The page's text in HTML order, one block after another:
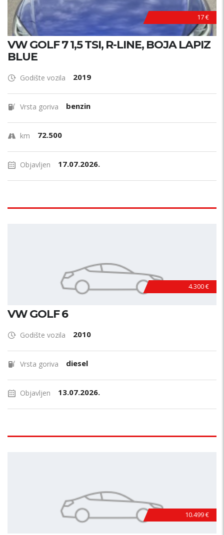
17 €
VW GOLF 7 1,5 TSI, R-LINE, BOJA LAPIZ
BLUE
Godište vozila 2019
Vrsta goriva benzin
km 72.500
Objavljen 17.07.2026.
4.300 €
VW GOLF 6
Godište vozila 2010
Vrsta goriva diesel
Objavljen 13.07.2026.
10.499 €